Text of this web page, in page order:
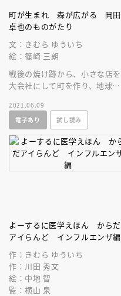
町が生まれ 森が広がる 岡田
卓也のものがたり
文：きむら ゆういち
絵：篠崎 三朗
戦後の焼け跡から、小さな店を
大会社にして町を作り、地球の
む。イオン創業者・岡田卓也の
これまでの歩み
2021.06.09
電子あり
試し読み
よーするに医学えほん からだ
アイらんど インフルエンザ編
作：きむら ゆういち
作：川田 秀文
絵：中地 智
監：横山 泉